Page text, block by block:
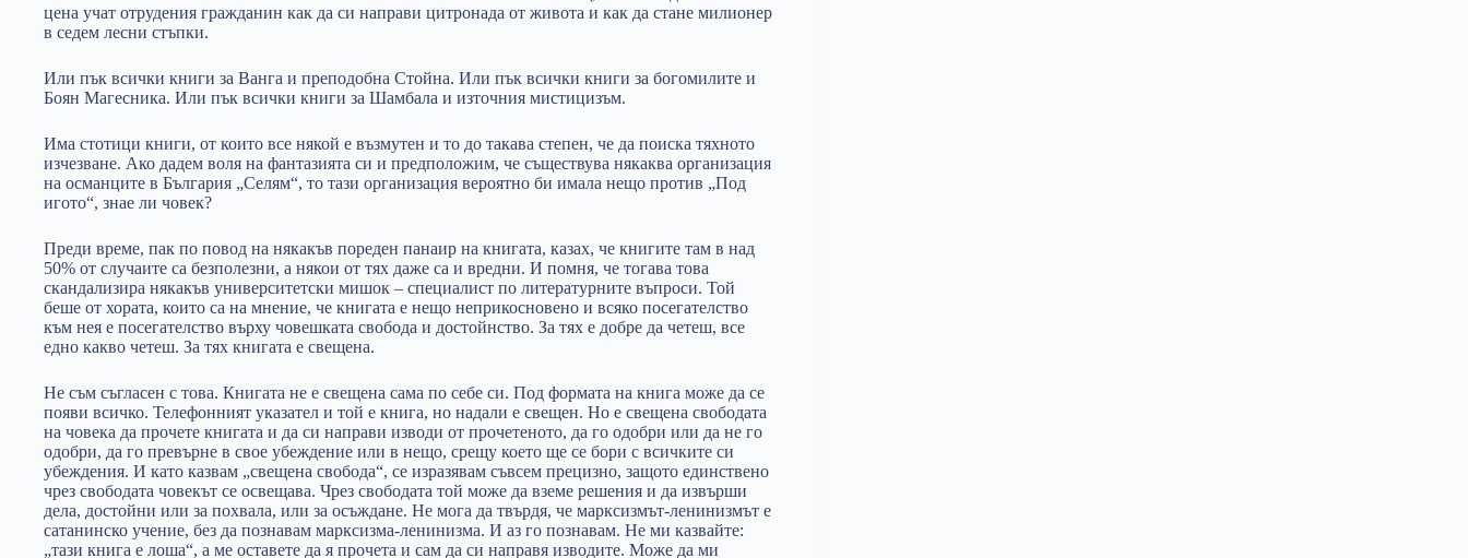
цена учат отрудения гражданин как да си направи цитронада от живота и как да стане милионер
в седем лесни стъпки.
Или пък всички книги за Ванга и преподобна Стойна. Или пък всички книги за богомилите и
Боян Магесника. Или пък всички книги за Шамбала и източния мистицизъм.
Има стотици книги, от които все някой е възмутен и то до такава степен, че да поиска тяхното
изчезване. Ако дадем воля на фантазията си и предположим, че съществува някаква организация
на османците в България „Селям“, то тази организация вероятно би имала нещо против „Под
игото“, знае ли човек?
Преди време, пак по повод на някакъв пореден панаир на книгата, казах, че книгите там в над
50% от случаите са безполезни, а някои от тях даже са и вредни. И помня, че тогава това
скандализира някакъв университетски мишок – специалист по литературните въпроси. Той
беше от хората, които са на мнение, че книгата е нещо неприкосновено и всяко посегателство
към нея е посегателство върху човешката свобода и достойнство. За тях е добре да четеш, все
едно какво четеш. За тях книгата е свещена.
Не съм съгласен с това. Книгата не е свещена сама по себе си. Под формата на книга може да се
появи всичко. Телефонният указател и той е книга, но надали е свещен. Но е свещена свободата
на човека да прочете книгата и да си направи изводи от прочетеното, да го одобри или да не го
одобри, да го превърне в свое убеждение или в нещо, срещу което ще се бори с всичките си
убеждения. И като казвам „свещена свобода“, се изразявам съвсем прецизно, защото единствено
чрез свободата човекът се освещава. Чрез свободата той може да вземе решения и да извърши
дела, достойни или за похвала, или за осъждане. Не мога да твърдя, че марксизмът-ленинизмът е
сатанинско учение, без да познавам марксизма-ленинизма. И аз го познавам. Не ми казвайте:
„тази книга е лоша“, а ме оставете да я прочета и сам да си направя изводите. Може да ми